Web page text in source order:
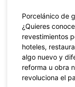
Porcelánico de
¿Quieres
revestimientos
hoteles,
algo nuevo y
reforma u obra
revoluciona el